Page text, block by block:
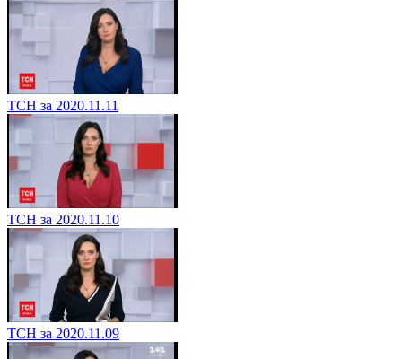
ТСН за 2020.11.11
ТСН за 2020.11.10
ТСН за 2020.11.09